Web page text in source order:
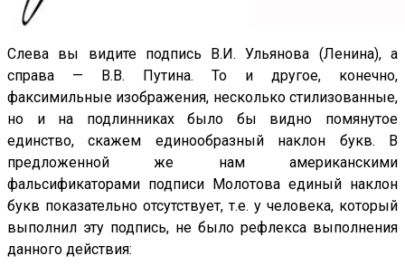
Слева вы видите подпись В.И. Ульянова (Ленина), а
справа — В.В. Путина. То и другое, конечно,
факсимильные изображения, несколько стилизованные,
но и на подлинниках было бы видно помянутое
единство, скажем единообразный наклон букв. В
предложенной же нам американскими
фальсификаторами подписи Молотова единый наклон
букв показательно отсутствует, т.е. у человека, который
выполнил эту подпись, не было рефлекса выполнения
данного действия: